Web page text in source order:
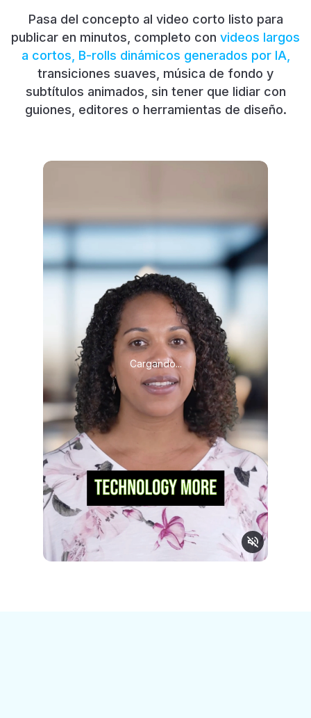
Pasa del concepto al video corto listo para
publicar en minutos, completo con videos largos
a cortos, B-rolls dinámicos generados por IA,
transiciones suaves, música de fondo y
subtítulos animados, sin tener que lidiar con
guiones, editores o herramientas de diseño.
Cargando...